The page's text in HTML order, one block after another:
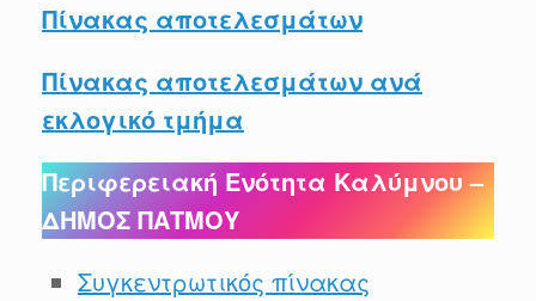
Πίνακας αποτελεσμάτων
Πίνακας αποτελεσμάτων ανά
εκλογικό τμήμα
Περιφερειακή Ενότητα Καλύμνου –
ΔΗΜΟΣ ΠΑΤΜΟΥ
Συγκεντρωτικός πίνακας